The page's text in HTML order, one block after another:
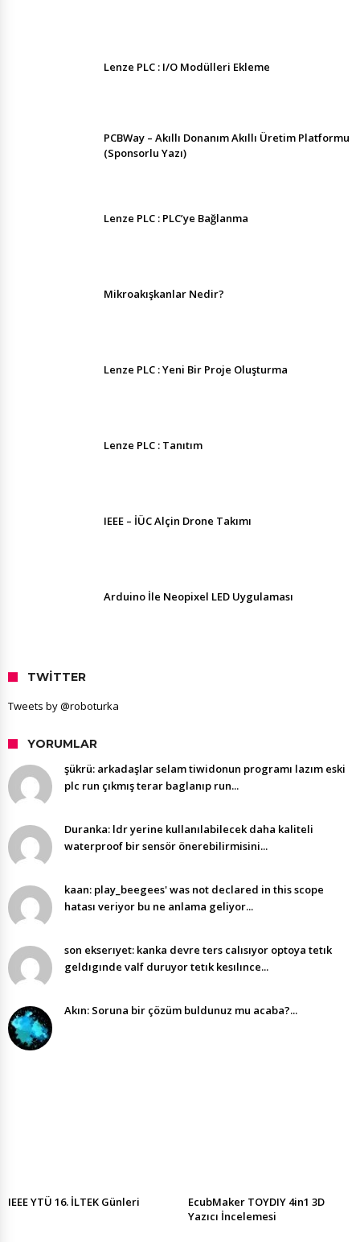
Lenze PLC : I/O Modülleri Ekleme
PCBWay – Akıllı Donanım Akıllı Üretim Platformu
(Sponsorlu Yazı)
Lenze PLC : PLC’ye Bağlanma
Mikroakışkanlar Nedir?
Lenze PLC : Yeni Bir Proje Oluşturma
Lenze PLC : Tanıtım
IEEE – İÜC Alçin Drone Takımı
Arduino İle Neopixel LED Uygulaması
TWITTER
Tweets by @roboturka
YORUMLAR
şükrü: arkadaşlar selam tiwidonun programı lazım eski
plc run çıkmış terar baglanıp run...
Duranka: ldr yerine kullanılabilecek daha kaliteli
waterproof bir sensör önerebilirmisini...
kaan: play_beegees' was not declared in this scope
hatası veriyor bu ne anlama geliyor...
son ekserıyet: kanka devre ters calısıyor optoya tetık
geldıgınde valf duruyor tetık kesılınce...
Akın: Soruna bir çözüm buldunuz mu acaba?...
IEEE YTÜ 16. İLTEK Günleri
EcubMaker TOYDIY 4in1 3D
Yazıcı İncelemesi